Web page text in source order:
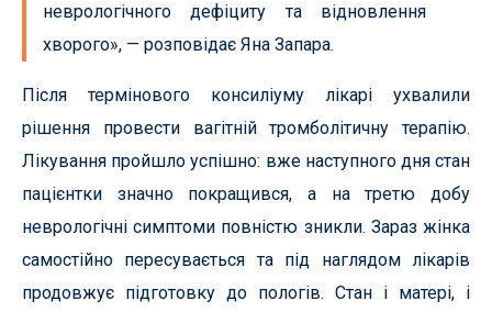
неврологічного дефіциту та відновлення
хворого», — розповідає Яна Запара.
Після термінового консиліуму лікарі ухвалили
рішення провести вагітній тромболітичну терапію.
Лікування пройшло успішно: вже наступного дня стан
пацієнтки значно покращився, а на третю добу
неврологічні симптоми повністю зникли. Зараз жінка
самостійно пересувається та під наглядом лікарів
продовжує підготовку до пологів. Стан і матері, і